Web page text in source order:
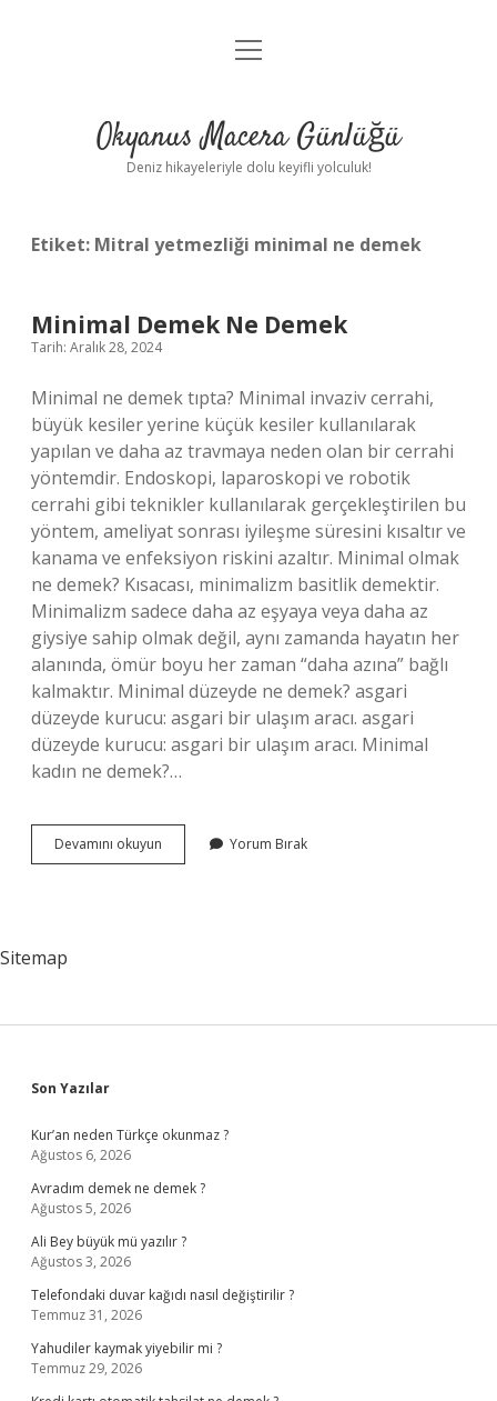
Anasayfa
Yasal Uyarı
menüyü
Okyanus Macera Günlüğü
Deniz hikayeleriyle dolu keyifli yolculuk!
Etiket: Mitral yetmezliği minimal ne demek
Minimal Demek Ne Demek
Tarih: Aralık 28, 2024
Minimal ne demek tıpta? Minimal invaziv cerrahi,
büyük kesiler yerine küçük kesiler kullanılarak
yapılan ve daha az travmaya neden olan bir cerrahi
yöntemdir. Endoskopi, laparoskopi ve robotik
cerrahi gibi teknikler kullanılarak gerçekleştirilen bu
yöntem, ameliyat sonrası iyileşme süresini kısaltır ve
kanama ve enfeksiyon riskini azaltır. Minimal olmak
ne demek? Kısacası, minimalizm basitlik demektir.
Minimalizm sadece daha az eşyaya veya daha az
giysiye sahip olmak değil, aynı zamanda hayatın her
alanında, ömür boyu her zaman “daha azına” bağlı
kalmaktır. Minimal düzeyde ne demek? asgari
düzeyde kurucu: asgari bir ulaşım aracı. asgari
düzeyde kurucu: asgari bir ulaşım aracı. Minimal
kadın ne demek?…
Devamını okuyun
Demek
Yorum Bırak
Sitemap
Sidebar
Son Yazılar
Kur’an neden Türkçe okunmaz ?
Ağustos 6, 2026
Avradım demek ne demek ?
Ağustos 5, 2026
Ali Bey büyük mü yazılır ?
Ağustos 3, 2026
Telefondaki duvar kağıdı nasıl değiştirilir ?
Temmuz 31, 2026
Yahudiler kaymak yiyebilir mi ?
Temmuz 29, 2026